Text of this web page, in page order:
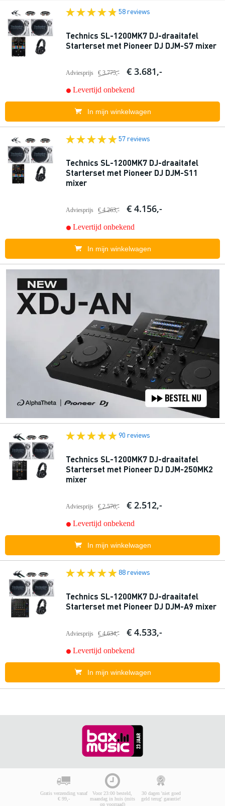
58 reviews
Technics SL-1200MK7 DJ-draaitafel
Starterset met Pioneer DJ DJM-S7 mixer
Adviesprijs € 3.775,- € 3.681,-
Levertijd onbekend
In mijn winkelwagen
57 reviews
Technics SL-1200MK7 DJ-draaitafel
Starterset met Pioneer DJ DJM-S11
mixer
Adviesprijs € 4.263,- € 4.156,-
Levertijd onbekend
In mijn winkelwagen
90 reviews
Technics SL-1200MK7 DJ-draaitafel
Starterset met Pioneer DJ DJM-250MK2
mixer
Adviesprijs € 2.576,- € 2.512,-
Levertijd onbekend
In mijn winkelwagen
88 reviews
Technics SL-1200MK7 DJ-draaitafel
Starterset met Pioneer DJ DJM-A9 mixer
Adviesprijs € 4.634,- € 4.533,-
Levertijd onbekend
In mijn winkelwagen
Gratis verzending vanaf
€ 99,-
Voor 23:00 besteld,
maandag in huis (mits
op voorraad)
30 dagen 'niet goed
geld terug' garantie!